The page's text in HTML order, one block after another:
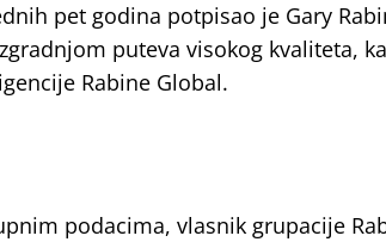
pet godina potpisao je Gary
puteva visokog kvaliteta,
Rabine Global.
podacima, vlasnik grupacije